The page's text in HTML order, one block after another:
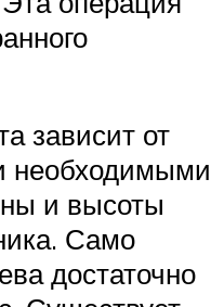
зависит от
необходимыми
и высоты
Само
достаточно